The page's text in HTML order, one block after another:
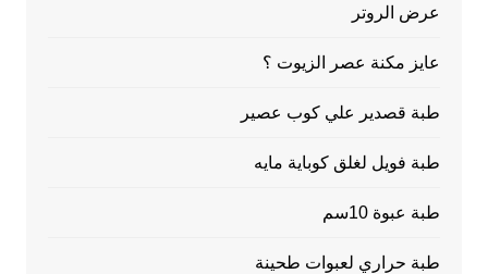
عرض الروتر
عايز مكنة عصر الزيوت ؟
طبة قصدير علي كوب عصير
طبة فويل لغلق كوباية مايه
طبة عبوة 10سم
طبة حراري لعبوات طحينة